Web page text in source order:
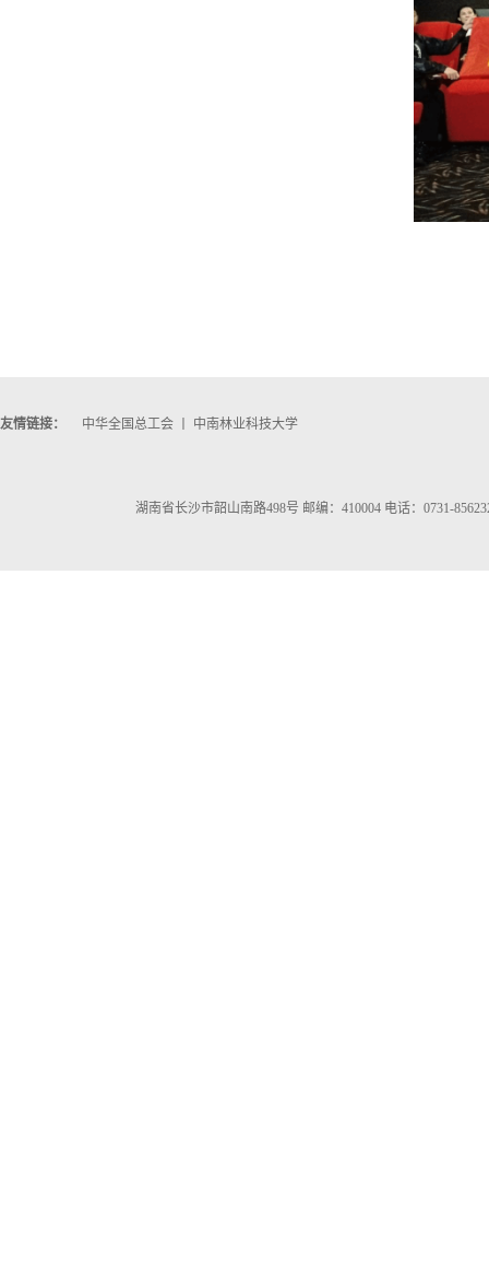
友情链接： 中华全国总工会 中南林业科技大学
湖南省长沙市韶山南路498号 邮编：410004 电话：0731-